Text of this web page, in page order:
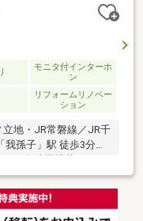
ス張替（ウォークイ
ン：キッチンガスコン
レ：クッションフロ
ア張替◇スイッチ一
モニタ付インターホ
ン
リフォームリノベー
ション
地・JR常磐線／JR千
我孫子」駅 徒歩3分▼
南面バルコニー有、
燥機・複層ガラス・
歴【2023年8月】給